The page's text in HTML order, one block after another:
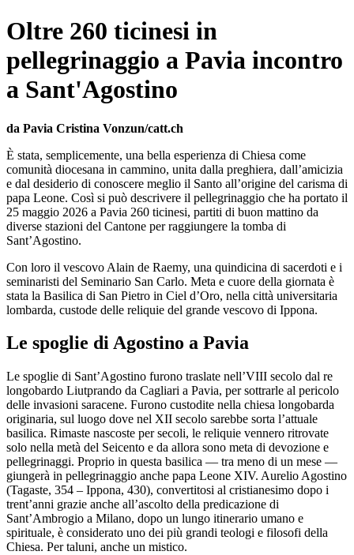
Oltre 260 ticinesi in
pellegrinaggio a Pavia incontro
a Sant'Agostino
da Pavia Cristina Vonzun/catt.ch
È stata, semplicemente, una bella esperienza di Chiesa come
comunità diocesana in cammino, unita dalla preghiera, dall’amicizia
e dal desiderio di conoscere meglio il Santo all’origine del carisma di
papa Leone. Così si può descrivere il pellegrinaggio che ha portato il
25 maggio 2026 a Pavia 260 ticinesi, partiti di buon mattino da
diverse stazioni del Cantone per raggiungere la tomba di
Sant’Agostino.
Con loro il vescovo Alain de Raemy, una quindicina di sacerdoti e i
seminaristi del Seminario San Carlo. Meta e cuore della giornata è
stata la Basilica di San Pietro in Ciel d’Oro, nella città universitaria
lombarda, custode delle reliquie del grande vescovo di Ippona.
Le spoglie di Agostino a Pavia
Le spoglie di Sant’Agostino furono traslate nell’VIII secolo dal re
longobardo Liutprando da Cagliari a Pavia, per sottrarle al pericolo
delle invasioni saracene. Furono custodite nella chiesa longobarda
originaria, sul luogo dove nel XII secolo sarebbe sorta l’attuale
basilica. Rimaste nascoste per secoli, le reliquie vennero ritrovate
solo nella metà del Seicento e da allora sono meta di devozione e
pellegrinaggi. Proprio in questa basilica — tra meno di un mese —
giungerà in pellegrinaggio anche papa Leone XIV. Aurelio Agostino
(Tagaste, 354 – Ippona, 430), convertitosi al cristianesimo dopo i
trent’anni grazie anche all’ascolto della predicazione di
Sant’Ambrogio a Milano, dopo un lungo itinerario umano e
spirituale, è considerato uno dei più grandi teologi e filosofi della
Chiesa. Per taluni, anche un mistico.